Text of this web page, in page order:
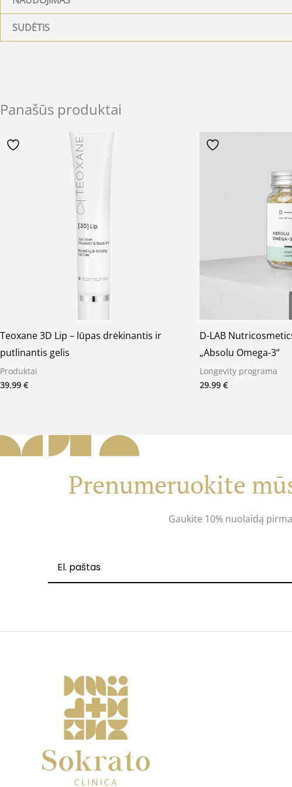
SUDĖTIS
Panašūs produktai
Teoxane 3D Lip – lūpas drėkinantis ir
putlinantis gelis
Produktai
39.99 €
D-LAB
„Absolu Omega-3“
Longevity programa
29.99 €
Prenumeruokite
Gaukite 10% nuolaidą